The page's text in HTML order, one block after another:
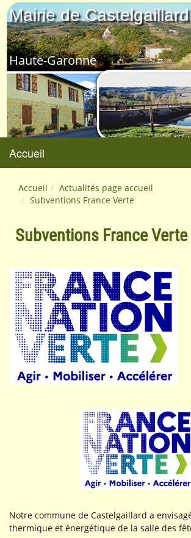
Mairie de Castelgaillard
Haute-Garonne
Accueil
Accueil
Actualités page accueil
Subventions France Verte
Subventions France Verte
Notre commune de Castelgaillard a
thermique et énergétique de la salle des